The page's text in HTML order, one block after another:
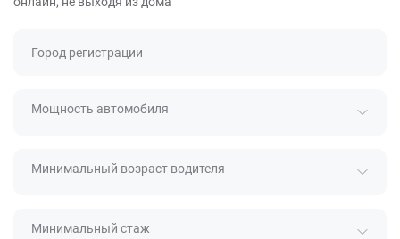
Город регистрации
Мощность автомобиля
Минимальный возраст водителя
Минимальный стаж